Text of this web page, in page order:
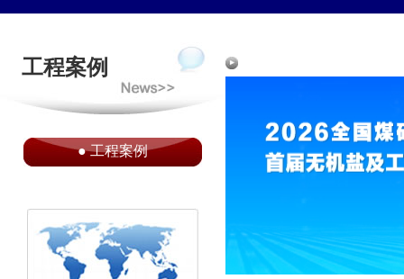
工程案例
● 工程案例